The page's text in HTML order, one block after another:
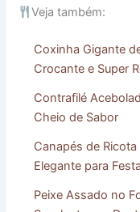
Veja também:
Coxinha Gigante
Crocante e Super
Contrafilé
Cheio de Sabor
Canapés de
Elegante para
Peixe Assado no